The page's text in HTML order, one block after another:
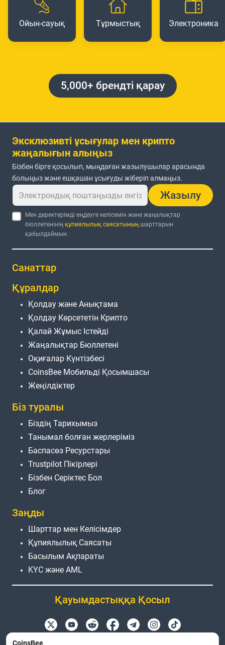
Ойын-сауық Тұрмыстық Электроника
5,000+ брендті қарау
Эксклюзивті ұсығулар мен крипто
жаңалығын алыңыз
Бізбен бірге қосылып, мыңдаған жазылушылар арасында
болыңыз және ешқашан ұсығуды жіберіп алмаңыз.
Жазылу
Мен деректерімді өңдеуге келісемін және жаңалықтар
бюллетенінің құпиялылық саясатының шарттарын
қабылдаймын.
Санаттар
Құралдар
Қолдау және Анықтама
Қолдау Көрсететін Крипто
Қалай Жұмыс Істейді
Жаңалықтар Бюллетені
Оқиғалар Күнтізбесі
CoinsBee Мобильді Қосымшасы
Жеңілдіктер
Біз туралы
Біздің Тарихымыз
Танымал болған жерлеріміз
Баспасөз Ресурстары
Trustpilot Пікірлері
Бізбен Серіктес Бол
Блог
Заңды
Шарттар мен Келісімдер
Құпиялылық Саясаты
Басылым Ақпараты
KYC және AML
Қауымдастыққа Қосыл
Өнім атаулары, логотиптер мен брендтер тек
CoinsBee